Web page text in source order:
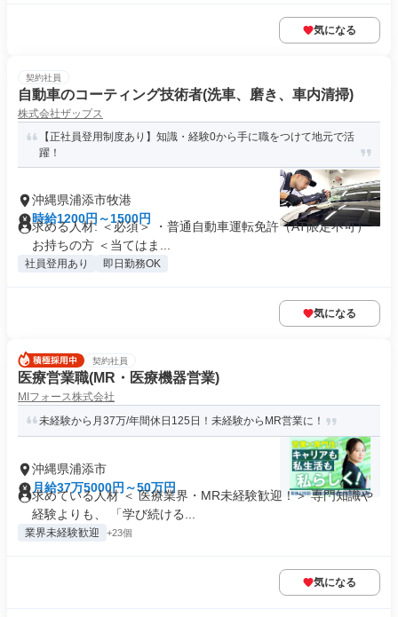
気になる
契約社員
自動車のコーティング技術者(洗車、磨き、車内清掃)
株式会社ザップス
【正社員登用制度あり】知識・経験0から手に職をつけて地元で活
躍！
沖縄県浦添市牧港
時給1200円～1500円
求める人材: ＜必須＞ ・普通自動車運転免許（AT限定不可）
お持ちの方 ＜当てはま...
社員登用あり 即日勤務OK
気になる
契約社員
医療営業職(MR・医療機器営業)
MIフォース株式会社
未経験から月37万/年間休日125日！未経験からMR営業に！
沖縄県浦添市
月給37万5000円～50万円
求めている人材 ＜ 医療業界・MR未経験歓迎！＞ 専門知識や
経験よりも、 「学び続ける...
業界未経験歓迎 +23個
気になる